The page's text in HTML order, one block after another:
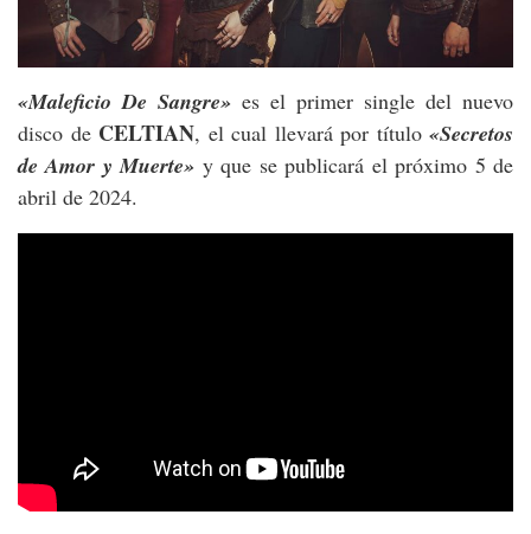
«Maleficio De Sangre» es el primer single del nuevo
disco de CELTIAN, el cual llevará por título «Secretos
de Amor y Muerte» y que se publicará el próximo 5 de
abril de 2024.